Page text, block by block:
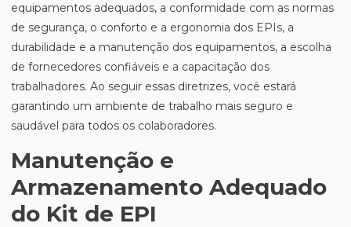
equipamentos adequados, a conformidade com as normas
de segurança, o conforto e a ergonomia dos EPIs, a
durabilidade e a manutenção dos equipamentos, a escolha
de fornecedores confiáveis e a capacitação dos
trabalhadores. Ao seguir essas diretrizes, você estará
garantindo um ambiente de trabalho mais seguro e
saudável para todos os colaboradores.
Manutenção e
Armazenamento Adequado
do Kit de EPI